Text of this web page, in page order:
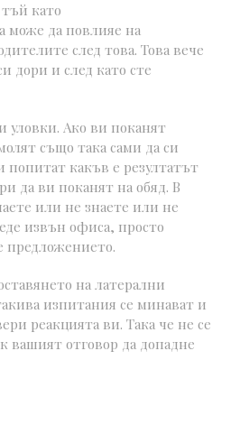
като
може да повлияе на
след това. Това вече
дори и след като сте
уловки. Ако ви поканят
също така сами да си
попитат какъв е резултатът
да ви поканят на обяд. В
или не знаете или не
извън офиса, просто
предложението.
на латерални
изпитания се минават и
реакцията ви. Така че не се
вашият отговор да допадне